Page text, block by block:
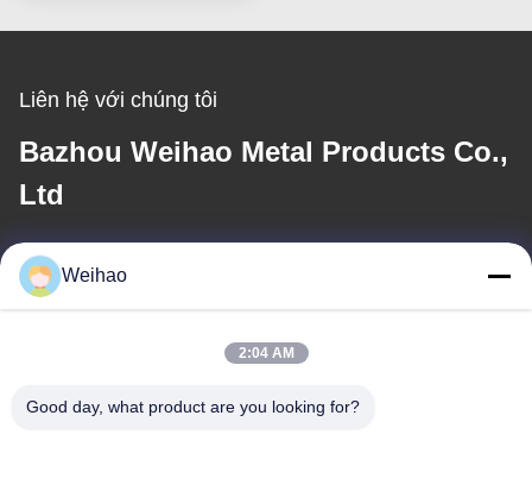
Liên hệ với chúng tôi
Bazhou Weihao Metal Products Co.,
Ltd
E-mail
408690175@qq.com
Địa chỉ của chúng tôi
Weihao
2:04 AM
Good day, what product are you looking for?